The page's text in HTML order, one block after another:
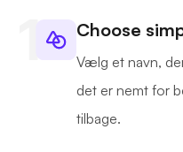
Choose
Vælg et navn,
det er nemt for
tilbage.